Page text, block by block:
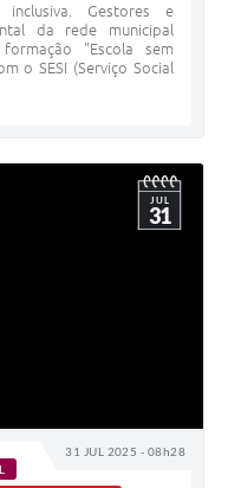
Gestores e
da rede municipal
"Escola sem
o SESI (Serviço Social
31 JUL 2025 - 08h28
JUL
31